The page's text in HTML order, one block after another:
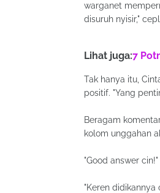
warganet
disuruh nyisir,"
Lihat juga:7
Tak hanya itu,
positif. "Yang
Beragam
kolom unggahan
"Good answer
"Keren didikannya